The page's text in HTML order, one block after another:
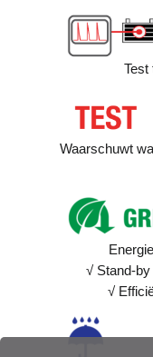
Test
Waarschuwt
√ Stand-
√